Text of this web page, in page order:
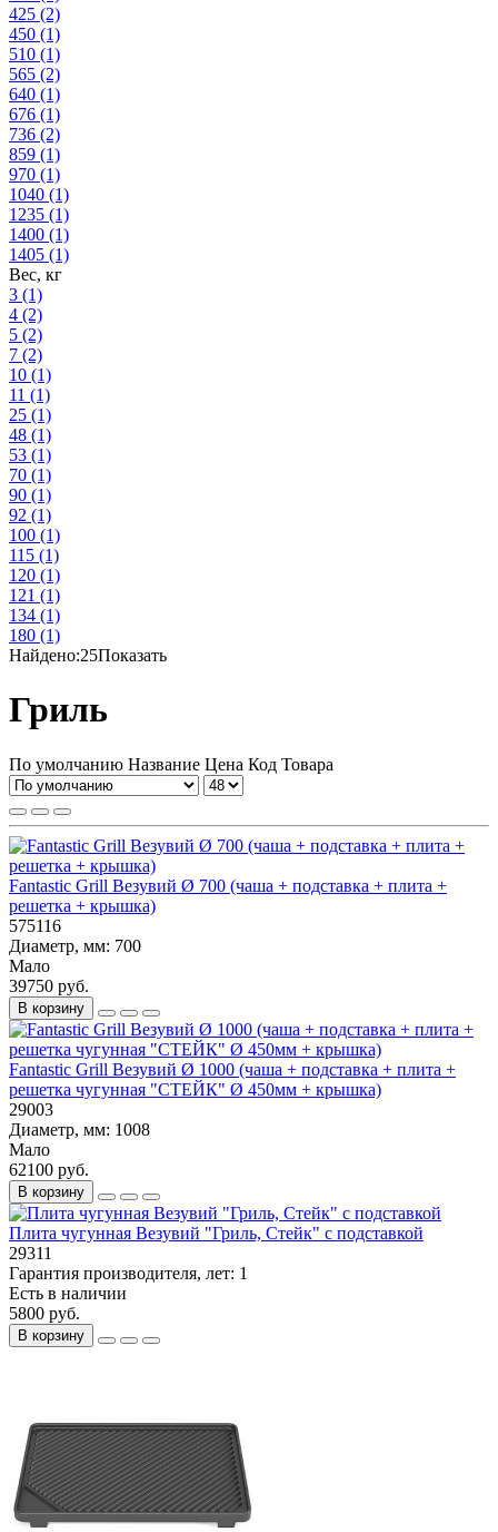
425 (2)
450 (1)
510 (1)
565 (2)
640 (1)
676 (1)
736 (2)
859 (1)
970 (1)
1040 (1)
1235 (1)
1400 (1)
1405 (1)
Вес, кг
3 (1)
4 (2)
5 (2)
7 (2)
10 (1)
11 (1)
25 (1)
48 (1)
53 (1)
70 (1)
90 (1)
92 (1)
100 (1)
115 (1)
120 (1)
121 (1)
134 (1)
180 (1)
Найдено:25Показать
Гриль
По умолчанию Название Цена Код Товара
Fantastic Grill Везувий Ø 700 (чаша + подставка + плита +
решетка + крышка)
575116
Диаметр, мм: 700
Мало
39750 руб.
В корзину
Fantastic Grill Везувий Ø 1000 (чаша + подставка + плита +
решетка чугунная "СТЕЙК" Ø 450мм + крышка)
29003
Диаметр, мм: 1008
Мало
62100 руб.
В корзину
Плита чугунная Везувий "Гриль, Стейк" с подставкой
29311
Гарантия производителя, лет: 1
Есть в наличии
5800 руб.
В корзину